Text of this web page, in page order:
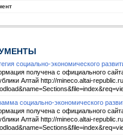
социально-экономического
получена с официального
Алтай http://mineco.altai-
социально-экономического
получена с официального
Алтай http://mineco.altai-